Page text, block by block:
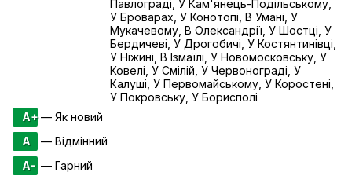
Павлограді, У Кам'янець-Подільському,
У Броварах, У Конотопі, В Умані, У
Мукачевому, В Олександрії, У Шостці, У
Бердичеві, У Дрогобичі, У Костянтинівці,
У Ніжині, В Ізмаїлі, У Новомосковську, У
Ковелі, У Смілій, У Червонограді, У
Калуші, У Первомайському, У Коростені,
У Покровську, У Борисполі
A+— Як новий
A
— Відмінний
A- — Гарний